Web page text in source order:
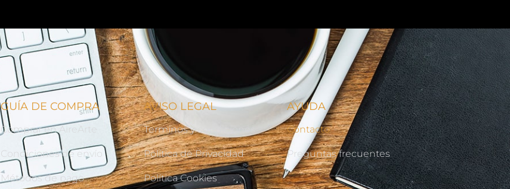
GUÍA DE COMPRA
Comprar en AireArte
Condiciones de envío
Métodos de pago
AVISO LEGAL
Terminos y condiciones
Política de Privacidad
Política Cookies
AYUDA
Contacto
Preguntas frecuentes